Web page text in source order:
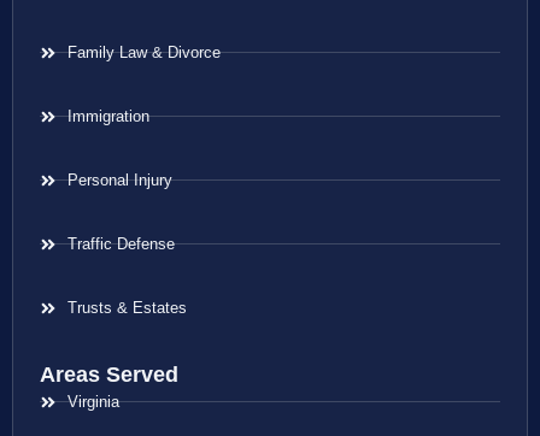
Family Law & Divorce
Immigration
Personal Injury
Traffic Defense
Trusts & Estates
Areas Served
Virginia